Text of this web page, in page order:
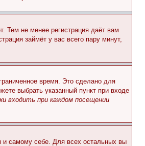
Тем не менее регистрация даёт вам
займёт у вас всего пару минут,
время. Это сделано для
выбрать указанный пункт при входе
входить при каждом посещении
и самому себе. Для всех остальных вы